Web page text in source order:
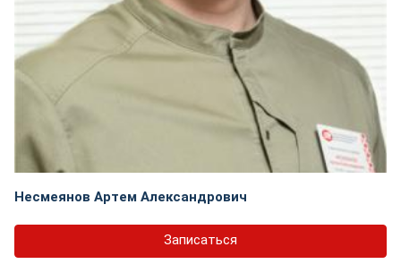
Несмеянов Артем Александрович
Записаться